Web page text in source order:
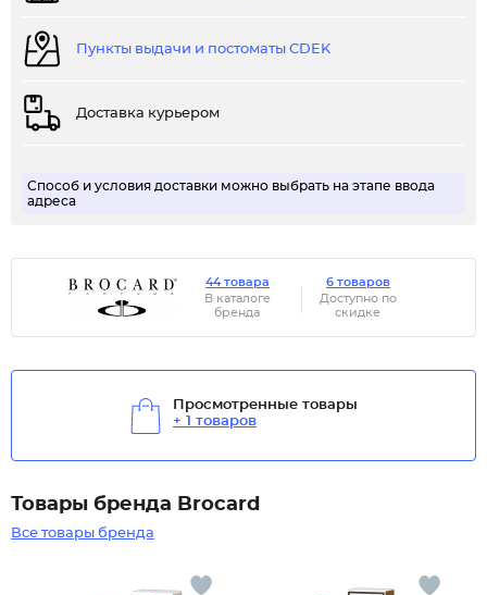
Пункты выдачи и постоматы CDEK
Доставка курьером
Способ и условия доставки можно выбрать на этапе ввода
адреса
44 товара
В каталоге
бренда
6 товаров
Доступно по
скидке
Просмотренные товары
+ 1 товаров
Товары бренда Brocard
Все товары бренда